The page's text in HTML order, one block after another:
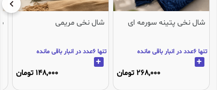
شال نخی پتینه سورمه ای
تنها 6عدد در انبار باقی مانده
+
268,000 تومان
شال نخی مریمی
تنها 6عدد در انبار باقی مانده
+
148,000 تومان